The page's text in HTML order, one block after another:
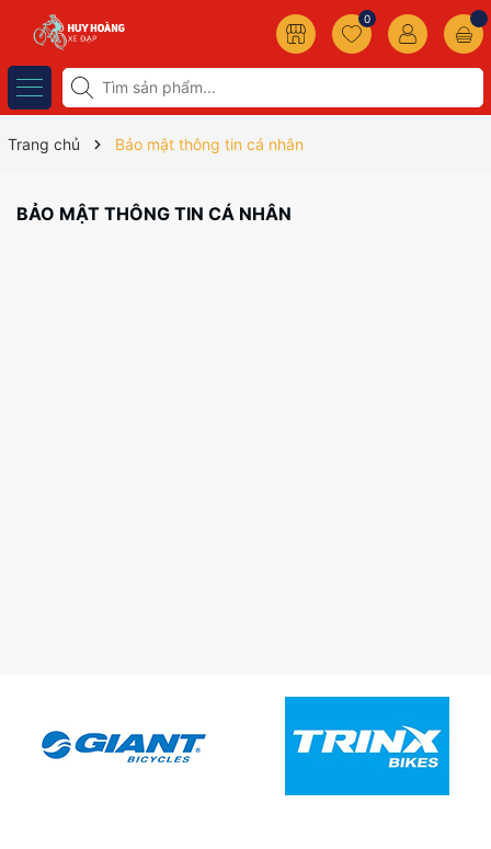
0
Trang chủ Bảo mật thông tin cá nhân
BẢO MẬT THÔNG TIN CÁ NHÂN